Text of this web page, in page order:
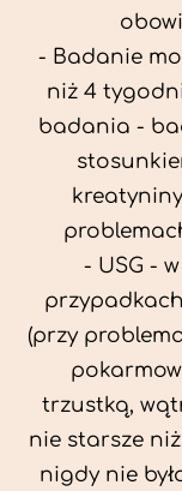
- Badanie
niż 4
badania -
- USG -
(przy
trzustką,
nie starsze
nigdy nie